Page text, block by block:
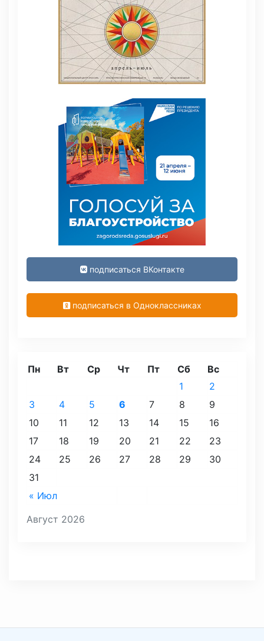
подписаться ВКонтакте
подписаться в Одноклассниках
Август 2026
Пн Вт Ср Чт Пт Сб Вс
« Июл
1
2
3
4 5 6 7 8
9
10
11 12 13 14 15
16
17
18 19 20 21 22
23
24
25 26 27 28 29
30
31